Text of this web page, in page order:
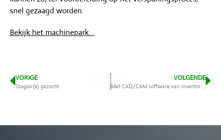
snel gezaagd worden.
Bekijk het machinepark…
VORIGE
Stagiair(e) gezocht
VOLGENDE